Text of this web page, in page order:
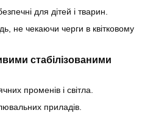
для дітей і тварин.
не чекаючи черги в квітковому
стабілізованими
променів і світла.
приладів.